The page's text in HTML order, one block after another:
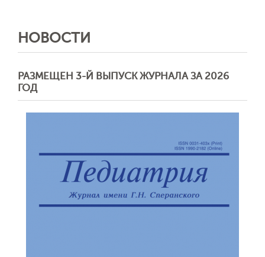
НОВОСТИ
РАЗМЕЩЕН 3-Й ВЫПУСК ЖУРНАЛА ЗА 2026
ГОД